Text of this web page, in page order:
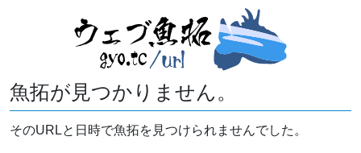
魚拓が見つかりません。
そのURLと日時で魚拓を見つけられませんでした。